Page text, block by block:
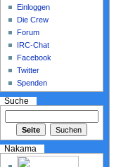
Einloggen
Die Crew
Forum
IRC-Chat
Facebook
Twitter
Spenden
Suche
Nakama